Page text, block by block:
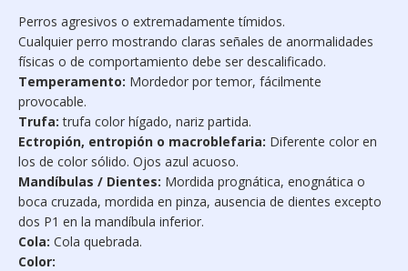
Perros agresivos o extremadamente tímidos.
Cualquier perro mostrando claras señales de anormalidades
físicas o de comportamiento debe ser descalificado.
Temperamento: Mordedor por temor, fácilmente
provocable.
Trufa: trufa color hígado, nariz partida.
Ectropión, entropión o macroblefaria: Diferente color en
los de color sólido. Ojos azul acuoso.
Mandíbulas / Dientes: Mordida prognática, enognática o
boca cruzada, mordida en pinza, ausencia de dientes excepto
dos P1 en la mandíbula inferior.
Cola: Cola quebrada.
Color: